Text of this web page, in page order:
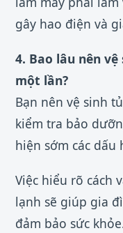
gây hao điện và
4. Bao lâu nên
một lần?
Bạn nên vệ sinh
kiểm tra bảo
hiện sớm các
Việc hiểu rõ cách
lạnh sẽ giúp gia
đảm bảo sức